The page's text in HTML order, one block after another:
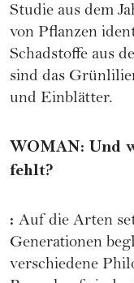
Studie aus dem
von Pflanzen
Schadstoffe aus
sind das
und Einblätter.
WOMAN: Und
fehlt?
: Auf die Arten
Generationen
verschiedene